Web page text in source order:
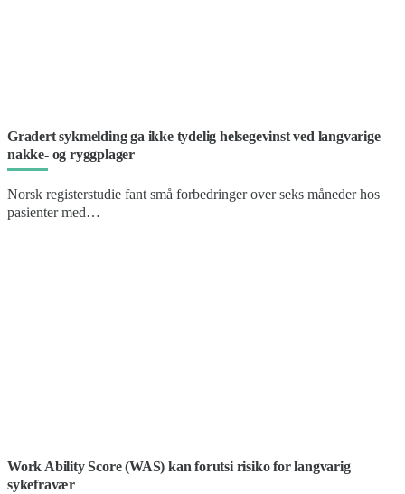
Gradert sykmelding ga ikke tydelig helsegevinst ved langvarige
nakke- og ryggplager
Norsk registerstudie fant små forbedringer over seks måneder hos
pasienter med…
Work Ability Score (WAS) kan forutsi risiko for langvarig
sykefravær